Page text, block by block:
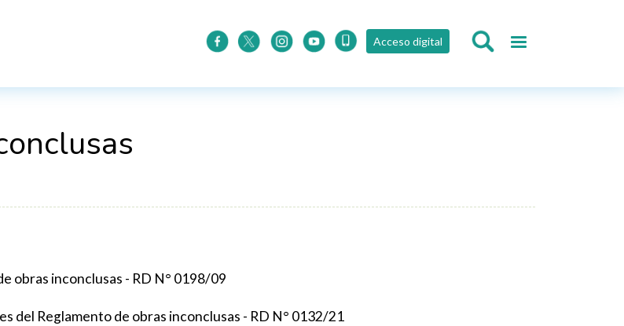
Acceso digital
obras inconclusas - RD N° 0198/09
del Reglamento de obras inconclusas - RD N° 0132/21